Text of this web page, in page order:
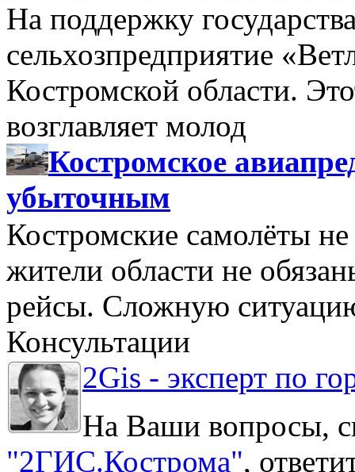
На поддержку
сельхозпредприятие
Костромской области.
возглавляет молод
Костромское
убыточным
Костромские самолёты
жители области не
рейсы. Сложную
Консультации
2Gis - эксперт по
На Ваши вопросы,
"2ГИС.Кострома",